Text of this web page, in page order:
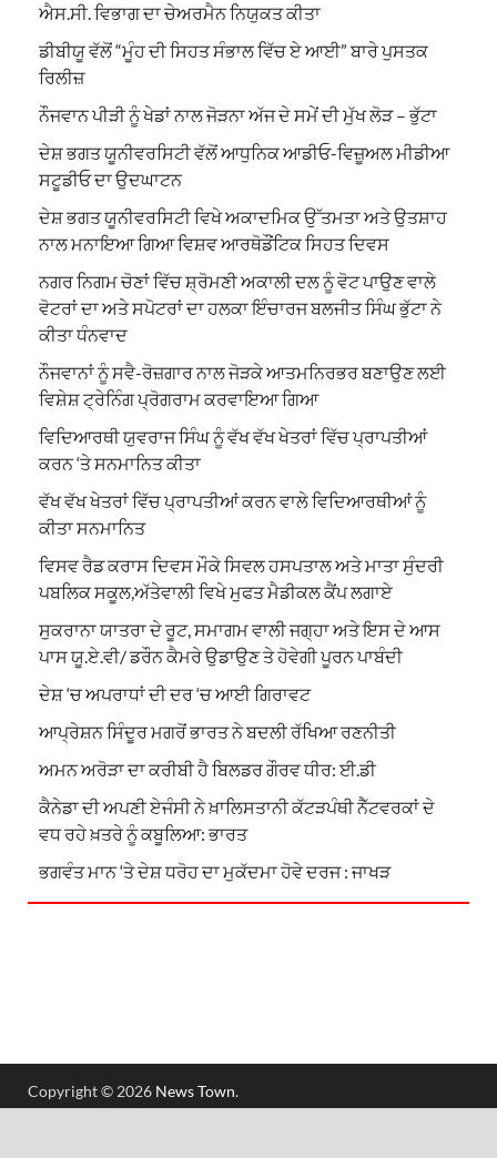
ਐਸ.ਸੀ. ਵਿਭਾਗ ਦਾ ਚੇਅਰਮੈਨ ਨਿਯੁਕਤ ਕੀਤਾ
ਡੀਬੀਯੂ ਵੱਲੋਂ “ਮੂੰਹ ਦੀ ਸਿਹਤ ਸੰਭਾਲ ਵਿੱਚ ਏ ਆਈ” ਬਾਰੇ ਪੁਸਤਕ
ਰਿਲੀਜ਼
ਨੌਜਵਾਨ ਪੀੜੀ ਨੂੰ ਖੇਡਾਂ ਨਾਲ ਜੋੜਨਾ ਅੱਜ ਦੇ ਸਮੇਂ ਦੀ ਮੁੱਖ ਲੋੜ – ਭੁੱਟਾ
ਦੇਸ਼ ਭਗਤ ਯੂਨੀਵਰਸਿਟੀ ਵੱਲੋਂ ਆਧੁਨਿਕ ਆਡੀਓ-ਵਿਜ਼ੂਅਲ ਮੀਡੀਆ
ਸਟੂਡੀਓ ਦਾ ਉਦਘਾਟਨ
ਦੇਸ਼ ਭਗਤ ਯੂਨੀਵਰਸਿਟੀ ਵਿਖੇ ਅਕਾਦਮਿਕ ਉੱਤਮਤਾ ਅਤੇ ਉਤਸ਼ਾਹ
ਨਾਲ ਮਨਾਇਆ ਗਿਆ ਵਿਸ਼ਵ ਆਰਥੋਡੌਂਟਿਕ ਸਿਹਤ ਦਿਵਸ
ਨਗਰ ਨਿਗਮ ਚੋਣਾਂ ਵਿੱਚ ਸ਼੍ਰੋਮਣੀ ਅਕਾਲੀ ਦਲ ਨੂੰ ਵੋਟ ਪਾਉਣ ਵਾਲੇ
ਵੋਟਰਾਂ ਦਾ ਅਤੇ ਸਪੋਟਰਾਂ ਦਾ ਹਲਕਾ ਇੰਚਾਰਜ ਬਲਜੀਤ ਸਿੰਘ ਭੁੱਟਾ ਨੇ
ਕੀਤਾ ਧੰਨਵਾਦ
ਨੌਜਵਾਨਾਂ ਨੂੰ ਸਵੈ-ਰੋਜ਼ਗਾਰ ਨਾਲ ਜੋੜਕੇ ਆਤਮਨਿਰਭਰ ਬਣਾਉਣ ਲਈ
ਵਿਸ਼ੇਸ਼ ਟ੍ਰੇਨਿੰਗ ਪ੍ਰੋਗਰਾਮ ਕਰਵਾਇਆ ਗਿਆ
ਵਿਦਿਆਰਥੀ ਯੁਵਰਾਜ ਸਿੰਘ ਨੂੰ ਵੱਖ ਵੱਖ ਖੇਤਰਾਂ ਵਿੱਚ ਪ੍ਰਾਪਤੀਆਂ
ਕਰਨ ‘ਤੇ ਸਨਮਾਨਿਤ ਕੀਤਾ
ਵੱਖ ਵੱਖ ਖੇਤਰਾਂ ਵਿੱਚ ਪ੍ਰਾਪਤੀਆਂ ਕਰਨ ਵਾਲੇ ਵਿਦਿਆਰਥੀਆਂ ਨੂੰ
ਕੀਤਾ ਸਨਮਾਨਿਤ
ਵਿਸਵ ਰੈਡ ਕਰਾਸ ਦਿਵਸ ਮੌਕੇ ਸਿਵਲ ਹਸਪਤਾਲ ਅਤੇ ਮਾਤਾ ਸੁੰਦਰੀ
ਪਬਲਿਕ ਸਕੂਲ,ਅੱਤੇਵਾਲੀ ਵਿਖੇ ਮੁਫਤ ਮੈਡੀਕਲ ਕੈਂਪ ਲਗਾਏ
ਸੁਕਰਾਨਾ ਯਾਤਰਾ ਦੇ ਰੂਟ, ਸਮਾਗਮ ਵਾਲੀ ਜਗ੍ਹਾ ਅਤੇ ਇਸ ਦੇ ਆਸ
ਪਾਸ ਯੂ.ਏ.ਵੀ/ ਡਰੌਨ ਕੈਮਰੇ ਉਡਾਉਣ ਤੇ ਹੋਵੇਗੀ ਪੂਰਨ ਪਾਬੰਦੀ
ਦੇਸ਼ ‘ਚ ਅਪਰਾਧਾਂ ਦੀ ਦਰ ‘ਚ ਆਈ ਗਿਰਾਵਟ
ਆਪ੍ਰੇਸ਼ਨ ਸਿੰਦੂਰ ਮਗਰੋਂ ਭਾਰਤ ਨੇ ਬਦਲੀ ਰੱਖਿਆ ਰਣਨੀਤੀ
ਅਮਨ ਅਰੋੜਾ ਦਾ ਕਰੀਬੀ ਹੈ ਬਿਲਡਰ ਗੌਰਵ ਧੀਰ: ਈ.ਡੀ
ਕੈਨੇਡਾ ਦੀ ਅਪਣੀ ਏਜੰਸੀ ਨੇ ਖ਼ਾਲਿਸਤਾਨੀ ਕੱਟੜਪੰਥੀ ਨੈੱਟਵਰਕਾਂ ਦੇ
ਵਧ ਰਹੇ ਖ਼ਤਰੇ ਨੂੰ ਕਬੂਲਿਆ: ਭਾਰਤ
ਭਗਵੰਤ ਮਾਨ ‘ਤੇ ਦੇਸ਼ ਧਰੋਹ ਦਾ ਮੁਕੱਦਮਾ ਹੋਵੇ ਦਰਜ : ਜਾਖੜ
Copyright © 2026 News Town.